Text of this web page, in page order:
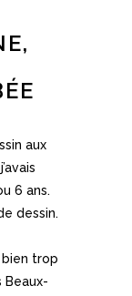
aux
6 ans.
dessin.
trop
Beaux-